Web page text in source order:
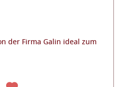
der Firma Galin ideal zum